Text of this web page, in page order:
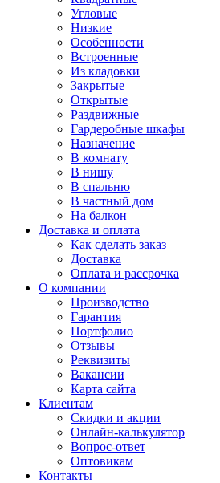
Угловые
Низкие
Особенности
Встроенные
Из кладовки
Закрытые
Открытые
Раздвижные
Гардеробные шкафы
Назначение
В комнату
В нишу
В спальню
В частный дом
На балкон
Доставка и оплата
Как сделать заказ
Доставка
Оплата и рассрочка
О компании
Производство
Гарантия
Портфолио
Отзывы
Реквизиты
Вакансии
Карта сайта
Клиентам
Скидки и акции
Онлайн-калькулятор
Вопрос-ответ
Оптовикам
Контакты